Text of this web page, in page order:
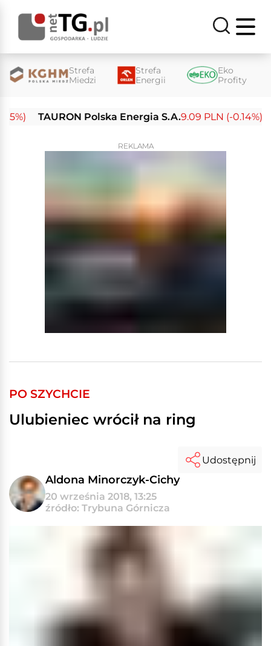
Strefa
Miedzi
Strefa
Energii
Eko
Profity
TAURON Polska Energia S.A.9.09 PLN (-0.14%)
REKLAMA
PO SZYCHCIE
Ulubieniec wrócił na ring
Aldona Minorczyk-Cichy
20 września 2018, 13:25
źródło: Trybuna Górnicza
Udostępnij